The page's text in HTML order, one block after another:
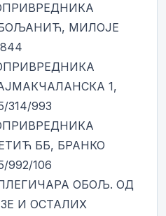
БОЉАНИЋ, МИЛОЈЕ
1,
993
ББ, БРАНКО
106
ОБОЉ. ОД
И ОСТАЛИХ